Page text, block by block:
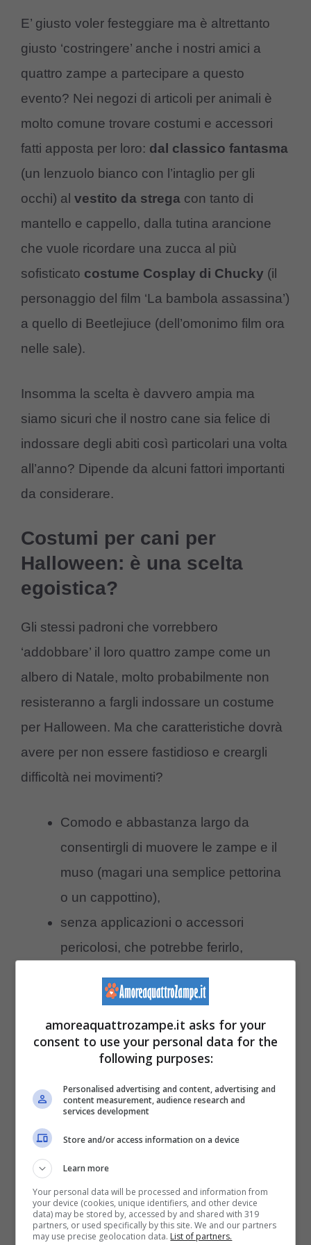
E’ giusto voler festeggiare ma è altrettanto
giusto ‘costringere’ anche i nostri amici a
quattro zampe a partecipare a questo
evento? Nei negozi di articoli per animali è
molto comune trovare costumi e accessori
fatti apposta per loro: dal classico fantasma
(un lenzuolo bianco con l’intaglio per gli
occhi) al vestito da strega con tanto di
mantello e cappello, dalla tutina arancione
che vuole ricordare una zucca al più
sofisticato costume Cosplay di Chucky (il
personaggio del film ‘La bambola assassina’)
a quello di Beetlejiuce (dell’omonimo film ora
nelle sale).
Insomma la scelta è davvero ampia ma
siamo sicuri che il nostro cane sia felice di
indossare degli abiti così particolari una volta
all’anno? Dipende da alcuni fattori importanti
da considerare.
Costumi per cani per
Halloween: è una scelta
egoistica?
Gli stessi padroni che vorrebbero
‘addobbare’ il loro quattro zampe come un
albero di Natale, molto probabilmente non
resisteranno a fargli indossare un costume
per Halloween. Ma che caratteristiche dovrà
avere per non essere fastidioso e creargli
difficoltà nei movimenti?
Comodo e abbastanza largo da
consentirgli di muovere le zampe e il
muso (magari una semplice pettorina
o un cappottino),
senza applicazioni o accessori
pericolosi, che potrebbe ferirlo,
no maschere che gli impediscano una
buona visibilità,
di tessuto di origine naturale,
causare reazioni allergiche).
Al di là della scelta del costume più adatto, è
fondamentale che il nostro Fido si senta a
suo agio ad indossarlo: dovrà essere
un’occasione per festeggiare insieme, non
amoreaquattrozampe.it asks for your
consent to use your personal data for the
following purposes:
Personalised advertising and content, advertising and
content measurement, audience research and
services development
Store and/or access information on a device
Learn more
Your personal data will be processed and information from
your device (cookies, unique identifiers, and other device
data) may be stored by, accessed by and shared with 319
partners, or used specifically by this site. We and our partners
may use precise geolocation data. List of partners.